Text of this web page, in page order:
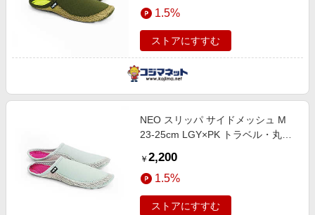
1.5%
ストアにすすむ
NEO スリッパ サイドメッシュ M
23-25cm LGY×PK トラベル・丸洗
￥ 2,200
1.5%
ストアにすすむ